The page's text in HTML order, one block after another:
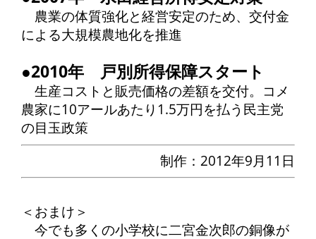
農業の体質強化と経営安定のため、交付金
による大規模農地化を推進
●2010年 戸別所得保障スタート
生産コストと販売価格の差額を交付。コメ
農家に10アールあたり1.5万円を払う民主党
の目玉政策
制作：2012年9月11日
＜おまけ＞
今でも多くの小学校に二宮金次郎の銅像が